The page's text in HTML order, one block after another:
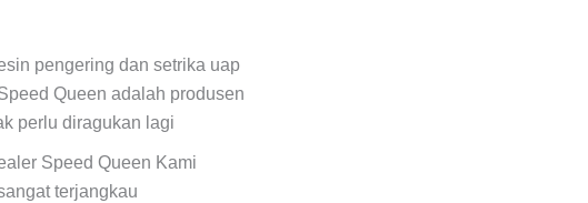
pengering dan setrika uap
Queen adalah produsen
perlu diragukan lagi
Speed Queen Kami
terjangkau